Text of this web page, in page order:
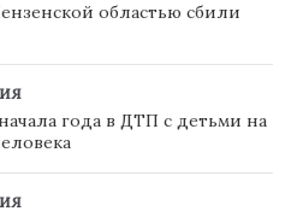
областью сбили
года в ДТП с детьми на